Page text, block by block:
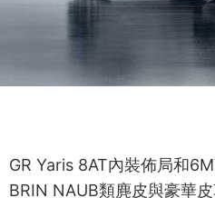
GR Yaris 8AT內裝佈局和
BRIN NAUB類麂皮與豪華